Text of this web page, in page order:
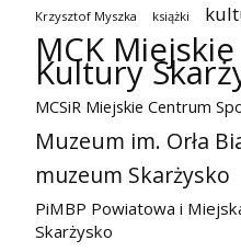
Krzysztof Myszka książki
MCK
Kultury
MCSiR Miejskie Centrum
Muzeum im. Orła
muzeum Skarżysko
PiMBP Powiatowa i
Skarżysko